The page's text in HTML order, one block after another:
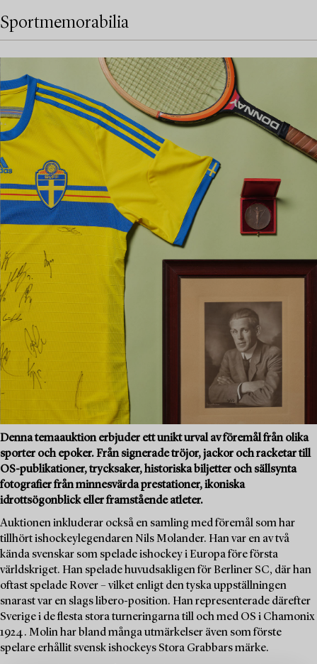
Sportmemorabilia
Denna temaauktion erbjuder ett unikt urval av föremål från olika
sporter och epoker. Från signerade tröjor, jackor och racketar till
OS-publikationer, trycksaker, historiska biljetter och sällsynta
fotografier från minnesvärda prestationer, ikoniska
idrottsögonblick eller framstående atleter.
Auktionen inkluderar också en samling med föremål som har
tillhört ishockeylegendaren Nils Molander. Han var en av två
kända svenskar som spelade ishockey i Europa före första
världskriget. Han spelade huvudsakligen för Berliner SC, där han
oftast spelade Rover – vilket enligt den tyska uppställningen
snarast var en slags libero-position. Han representerade därefter
Sverige i de flesta stora turneringarna till och med OS i Chamonix
1924. Molin har bland många utmärkelser även som förste
spelare erhållit svensk ishockeys Stora Grabbars märke.